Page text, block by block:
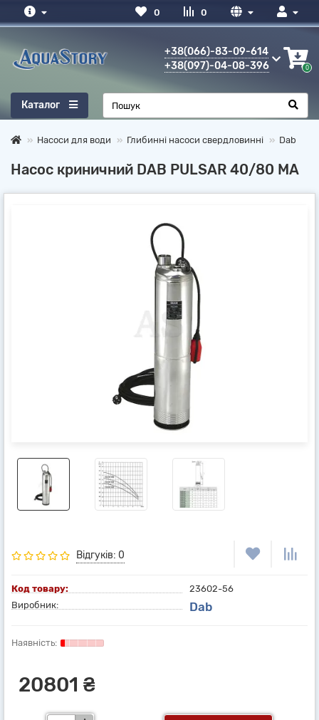
0
0
+38(066)-83-09-614
+38(097)-04-08-396
0
Каталог
Насоси для води Глибинні насоси свердловинні Dab
Насос криничний DAB PULSAR 40/80 MA
Відгуків: 0
Код товару:
23602-56
Виробник:
Dab
20801 ₴